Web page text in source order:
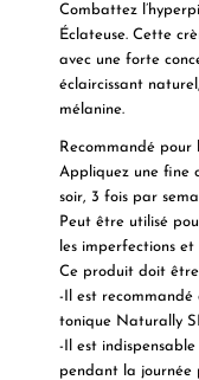
Combattez
Éclateuse. Cette
avec une forte
éclaircissant
mélanine.
Recommandé pour
Appliquez une fine
soir, 3 fois par
Peut être utilisé
les imperfections et
Ce produit doit être
-Il est recommandé
tonique Naturally
-Il est
pendant la journée